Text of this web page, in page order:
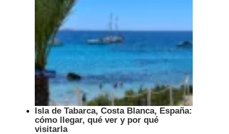
Isla de Tabarca, Costa Blanca, España:
cómo llegar, qué ver y por qué
visitarla